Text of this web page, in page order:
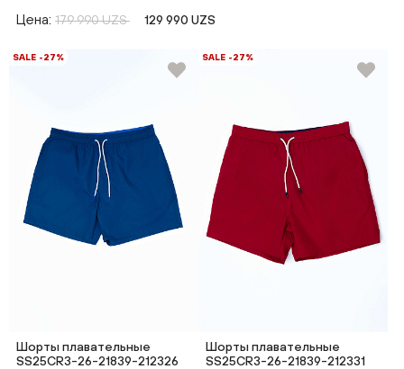
Цена: 179 990 UZS 129 990 UZS
SALE -27%
Шорты плавательные
SS25CR3-26-21839-212326
SALE -27%
Шорты плавательные
SS25CR3-26-21839-212331